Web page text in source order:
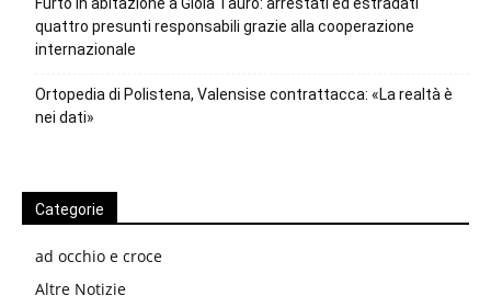
quattro presunti responsabili grazie alla cooperazione
internazionale
Ortopedia di Polistena, Valensise contrattacca: «La realtà è
nei dati»
Categorie
ad occhio e croce
Altre Notizie